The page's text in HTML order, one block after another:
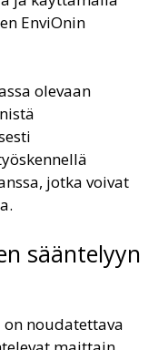
EnviOnin
olevaan
jotka voivat
sääntelyyn
noudatettava